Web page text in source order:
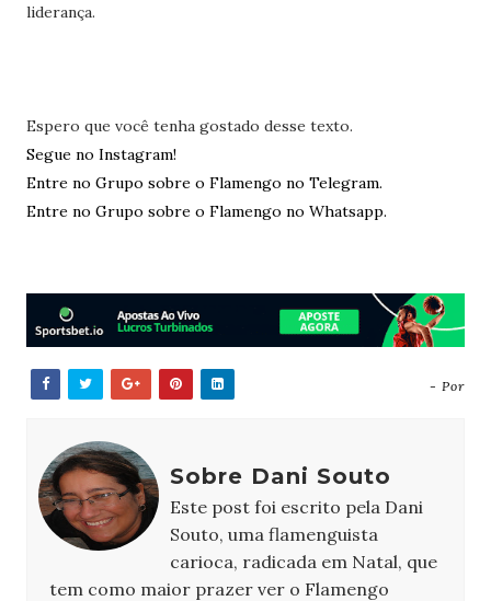
liderança.
Espero que você tenha gostado desse texto.
Segue no Instagram!
Entre no Grupo sobre o Flamengo no Telegram.
Entre no Grupo sobre o Flamengo no Whatsapp.
- Por
Sobre Dani Souto
Este post foi escrito pela Dani
Souto, uma flamenguista
carioca, radicada em Natal, que
tem como maior prazer ver o Flamengo